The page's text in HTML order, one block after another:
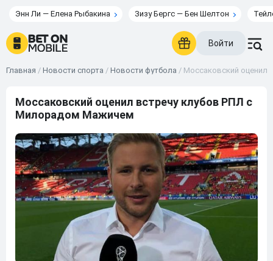
Энн Ли — Елена Рыбакина Зизу Бергс — Бен Шелтон
Войти
Главная / Новости спорта / Новости футбола / Моссаковский оценил
Моссаковский оценил встречу клубов РПЛ с
Милорадом Мажичем